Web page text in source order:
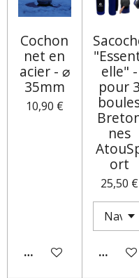
Cochon
net en
acier - ⌀
35mm
10,90 €
AJOUTER AU PANIER
elle" -
pour 3
nes
ort
25,50 €